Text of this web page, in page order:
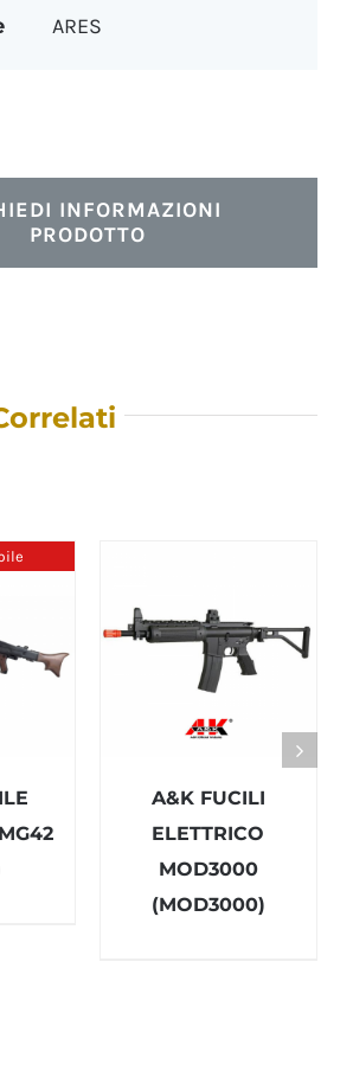
ARES
INFORMAZIONI
PRODOTTO
A&K FUCILI
ELETTRICO
MOD3000
(MOD3000)